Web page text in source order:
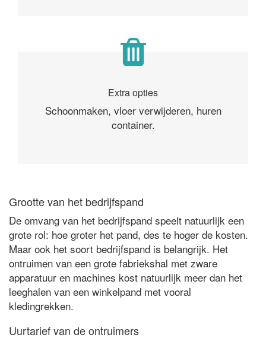
Extra opties
Schoonmaken, vloer verwijderen, huren
container.
Grootte van het bedrijfspand
De omvang van het bedrijfspand speelt natuurlijk een
grote rol: hoe groter het pand, des te hoger de kosten.
Maar ook het soort bedrijfspand is belangrijk. Het
ontruimen van een grote fabriekshal met zware
apparatuur en machines kost natuurlijk meer dan het
leeghalen van een winkelpand met vooral
kledingrekken.
Uurtarief van de ontruimers